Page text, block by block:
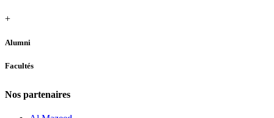
+
Alumni
Facultés
Nos partenaires